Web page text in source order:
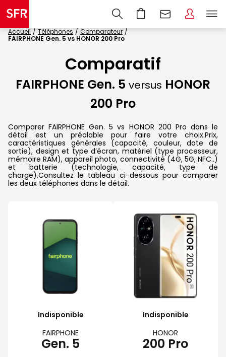
Accueil Téléphones
Comparateur
FAIRPHONE Gen. 5 vs HONOR 200 Pro
Comparatif
FAIRPHONE Gen. 5 versus HONOR
200 Pro
Comparer FAIRPHONE Gen. 5 vs HONOR 200 Pro dans le
détail est un préalable pour faire votre choix.Prix,
caractéristiques générales (capacité, couleur, date de
sortie), design et type d’écran, matériel (type processeur,
mémoire RAM), appareil photo, connectivité (4G, 5G, NFC..)
et batterie (technologie, capacité, type de
charge).Consultez le tableau ci-dessous pour comparer
les deux téléphones dans le détail.
Indisponible
FAIRPHONE
Gen. 5
Indisponible
HONOR
200 Pro